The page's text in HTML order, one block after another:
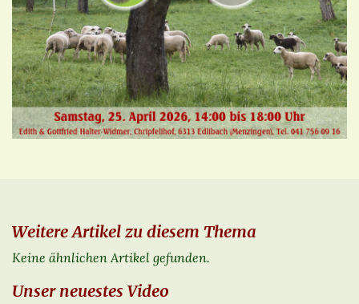
Weitere Artikel zu diesem Thema
Keine ähnlichen Artikel gefunden.
Unser neuestes Video